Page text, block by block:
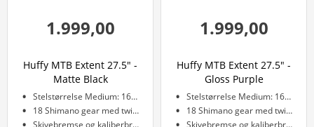
1.999,00
Huffy MTB Extent 27.5" -
Matte Black
Stelstørrelse Medium: 168–178 cm
18 Shimano gear med twist-skifte
Skivebremse og kaliberbremse
1.999,00
Huffy MTB Extent 27.5" -
Gloss Purple
Stelstørrelse Medium: 168–178 cm
18 Shimano gear med twist-skifte
Skivebremse og kaliberbremse